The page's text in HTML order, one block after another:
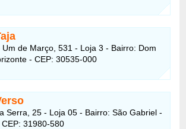
Um de Março, 531 - Loja 3 - Bairro: Dom
- CEP: 30535-000
Serra, 25 - Loja 05 - Bairro: São Gabriel -
31980-580